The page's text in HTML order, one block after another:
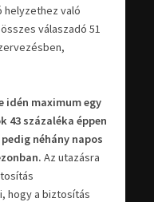
helyzethez való
válaszadó 51
idén maximum egy
43 százaléka éppen
néhány napos
Az utazásra
hogy a biztosítás